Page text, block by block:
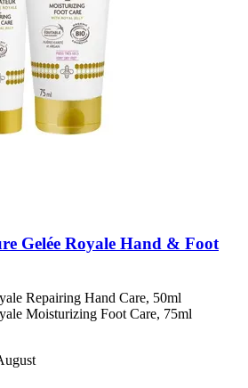
Gelée Royale Hand & Foot
Repairing Hand Care, 50ml
Moisturizing Foot Care, 75ml